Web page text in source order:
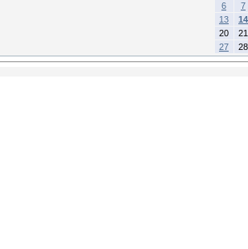
6
7
13
14
20
21
27
28